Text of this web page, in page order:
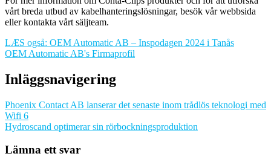
vårt breda utbud av kabelhanteringslösningar, besök vår webbsida
eller kontakta vårt säljteam.
LÆS også: OEM Automatic AB – Inspodagen 2024 i Tanås
OEM Automatic AB's Firmaprofil
Inläggsnavigering
Phoenix Contact AB lanserar det senaste inom trådlös teknologi med
Wifi 6
Hydroscand optimerar sin rörbockningsproduktion
Lämna ett svar